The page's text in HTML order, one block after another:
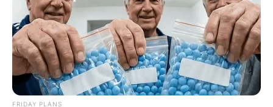
ภาพรวมดวงชะตาในเดือนนี้ มีดวงทะเลาะ มีปากมีเสียงทั้ง
กับคนใกล้ชิด และเพื่อนร่วมงาน
FRIDAY PLANS